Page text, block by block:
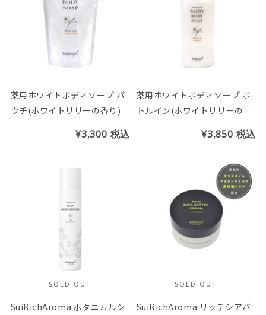
薬用ホワイトボディソープ パ
ウチ(ホワイトリリーの香り)
¥3,300 税込
薬用ホワイトボディソープ ボ
トルイン(ホワイトリリーの香
¥3,850 税込
SOLD OUT
SuiRichAroma ボタニカルシ
SOLD OUT
SuiRichAroma リッチシアバ